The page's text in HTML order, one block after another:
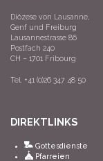
Diözese von Lausanne,
Genf und Freiburg
Lausannestrasse 86
Postfach 240
CH – 1701 Fribourg
Tel. +41 (0)26 347 48 50
DIREKTLINKS
Gottesdienste
Pfarreien